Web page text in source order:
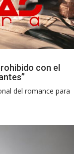
con el
del romance para